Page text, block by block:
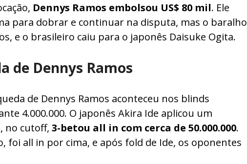
Dennys Ramos embolsou US$ 80 mil. Ele
para dobrar e continuar na disputa, mas o baralho
e o brasileiro caiu para o japonês Daisuke Ogita.
de Dennys Ramos
de Dennys Ramos aconteceu nos blinds
4.000.000. O japonês Akira Ide aplicou um
no cutoff, 3-betou all in com cerca de 50.000.000.
foi all in por cima, e após fold de Ide, os oponentes